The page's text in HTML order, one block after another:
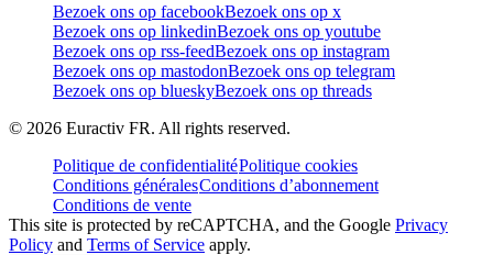
Bezoek ons op facebookBezoek ons op x
Bezoek ons op linkedinBezoek ons op youtube
Bezoek ons op rss-feedBezoek ons op instagram
Bezoek ons op mastodonBezoek ons op telegram
Bezoek ons op blueskyBezoek ons op threads
© 2026 Euractiv FR. All rights reserved.
Politique de confidentialitéPolitique cookies
Conditions généralesConditions d’abonnement
Conditions de vente
This site is protected by reCAPTCHA, and the Google Privacy
Policy and Terms of Service apply.